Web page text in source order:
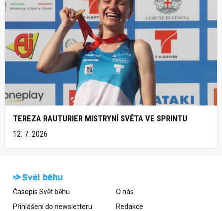
TEREZA RAUTURIER MISTRYNÍ SVĚTA VE SPRINTU
12. 7. 2026
Časopis Svět běhu
Přihlášení do newsletteru
O nás
Redakce